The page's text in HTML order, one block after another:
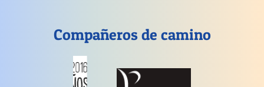
Compañeros de camino